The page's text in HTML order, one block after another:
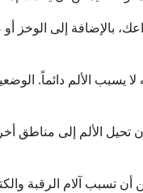
بالإضافة إلى
يسبب الألم دائماً.
تحيل الألم إلى
تسبب آلام الرقبة